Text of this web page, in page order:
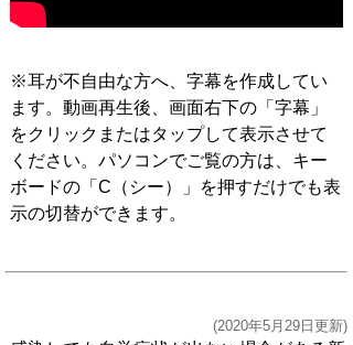
※耳が不自由な方へ、字幕を作成してい
ます。動画再生後、画面右下の「字幕」
をクリックまたはタップして表示させて
ください。パソコンでご覧の方は、キー
ボードの「C（シー）」を押すだけでも表
示の切替ができます。
(2020年5月29日更新)